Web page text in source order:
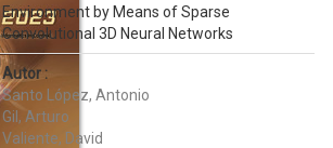
Environment by Means of Sparse
Convolutional 3D Neural Networks
Autor :
Santo López, Antonio
Gil, Arturo
Valiente, David